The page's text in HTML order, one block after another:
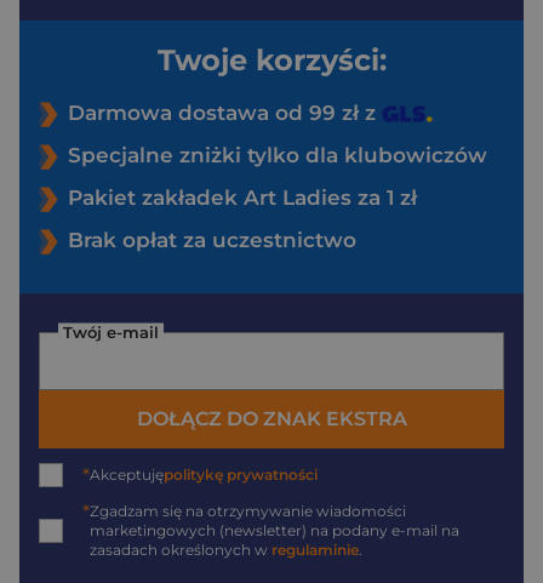
Twoje korzyści:
Darmowa dostawa od 99 zł z
Specjalne zniżki tylko dla klubowiczów
Pakiet zakładek Art Ladies za 1 zł
Brak opłat za uczestnictwo
Twój e-mail
DOŁĄCZ DO ZNAK EKSTRA
*Akceptujępolitykę prywatności
*Zgadzam się na otrzymywanie wiadomości
marketingowych (newsletter) na podany e-mail na
zasadach określonych w regulaminie.